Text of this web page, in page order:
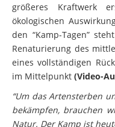
größeres Kraftwerk
ökologischen
den “Kamp-Tagen”
Renaturierung des
eines vollständigen
im Mittelpunkt (Video-
“Um das Artensterben
bekämpfen, brauchen
Natur. Der Kamp ist